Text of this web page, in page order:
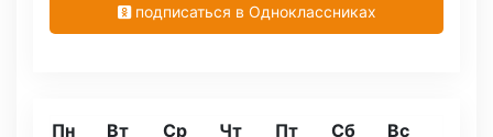
подписаться в Одноклассниках
Пн Вт Ср Чт Пт Сб Вс